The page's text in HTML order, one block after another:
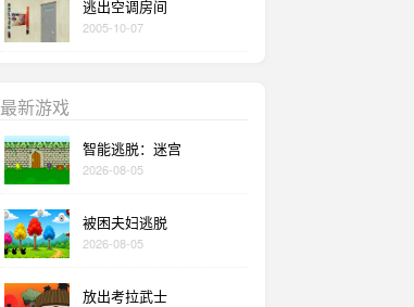
逃出空调房间
2005-10-07
最新游戏
智能逃脱：迷宫
2026-08-05
被困夫妇逃脱
2026-08-05
放出考拉武士